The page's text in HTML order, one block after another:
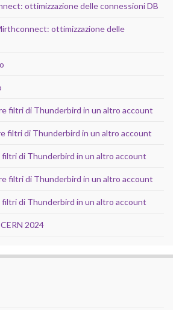
ottimizzazione delle connessioni DB
ottimizzazione delle
filtri di Thunderbird in un altro account
filtri di Thunderbird in un altro account
di Thunderbird in un altro account
filtri di Thunderbird in un altro account
di Thunderbird in un altro account
2024